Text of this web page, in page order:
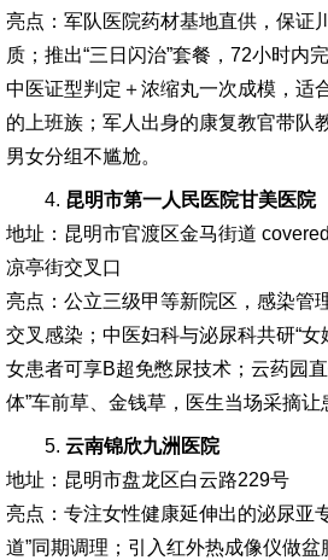
亮点：军队医院药材基地直供，保证
质；推出“三日闪治”套餐，72小时内
中医证型判定＋浓缩丸一次成模，适
的上班族；军人出身的康复教官带队
男女分组不尴尬。
4. 昆明市第一人民医院甘美医院
地址：昆明市官渡区金马街道
凉亭街交叉口
亮点：公立三级甲等新院区，感染管
交叉感染；中医妇科与泌尿科共研“女
女患者可享B超免憋尿技术；云药园
体”车前草、金钱草，医生当场采摘让
5. 云南锦欣九洲医院
地址：昆明市盘龙区白云路229号
亮点：专注女性健康延伸出的泌尿亚
道”同期调理；引入红外热成像仪做